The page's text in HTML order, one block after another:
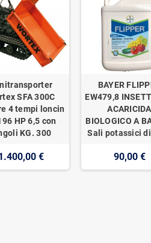
SFA 300C
4 tempi loncin
HP 6,5 con
KG. 300
€
BAYER
EW479,8
ACARICIDA
BIOLOGICO A
Sali potassici di
90,00 €